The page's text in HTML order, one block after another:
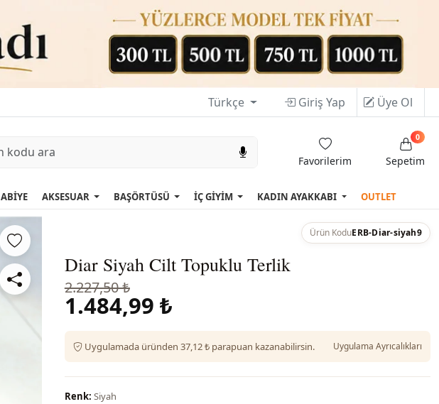
Türkçe Giriş Yap Üye Ol
Favorilerim Sepetim
0
ABİYE AKSESUAR BAŞÖRTÜSÜ İÇ GİYİM KADIN AYAKKABI OUTLET
Ürün KoduERB-Diar-siyah9
Diar Siyah Cilt Topuklu Terlik
2.227,50 ₺
1.484,99 ₺
Uygulamada üründen 37,12 ₺ parapuan kazanabilirsin. Uygulama Ayrıcalıkları
Renk: Siyah